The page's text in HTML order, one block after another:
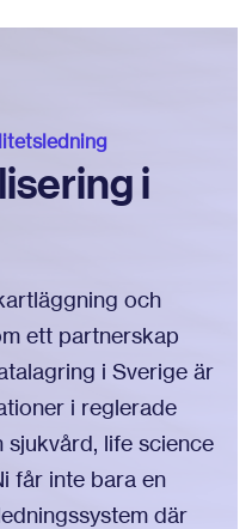
i
och
ett partnerskap
i Sverige är
i reglerade
life science
får inte bara en
där